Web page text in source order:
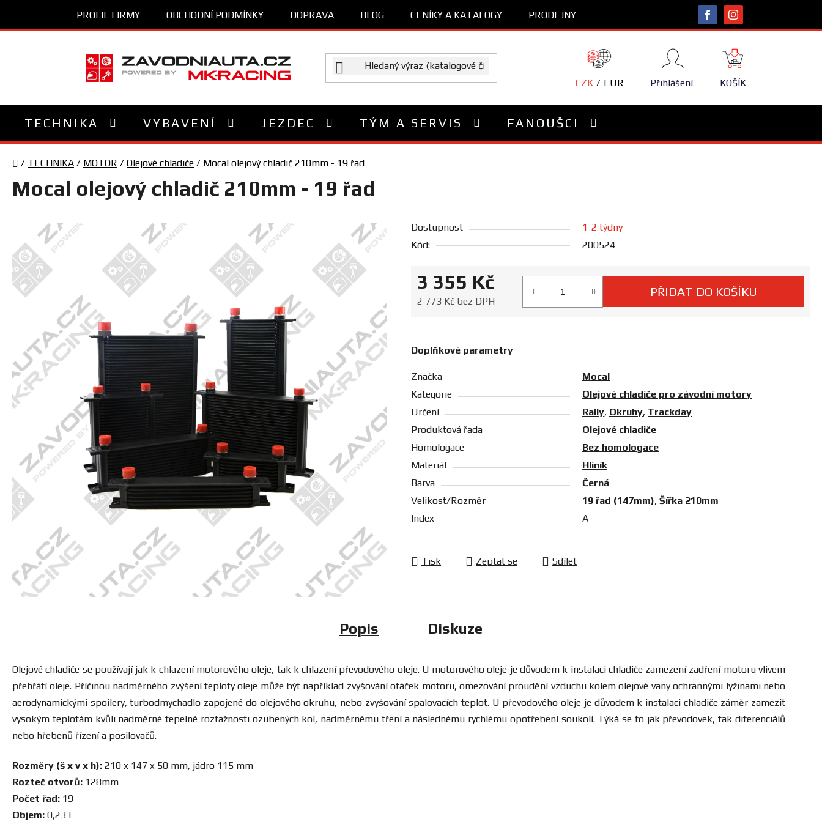
obsah
PROFIL FIRMY OBCHODNÍ PODMÍNKY DOPRAVA BLOG CENÍKY A KATALOGY PRODEJNY
CZK EUR Přihlášení
NÁKUPNÍ
KOŠÍK
KOŠÍK
TECHNIKA VYBAVENÍ JEZDEC TÝM A SERVIS FANOUŠCI
Domů
/ TECHNIKA / MOTOR / Olejové chladiče / Mocal olejový chladič 210mm - 19 řad
Mocal olejový chladič 210mm - 19 řad
Dostupnost
1-2 týdny
Kód:
200524
3 355 Kč
2 773 Kč bez DPH
PŘIDAT DO KOŠÍKU
Doplňkové parametry
Značka
Mocal
Kategorie
Olejové chladiče pro závodní motory
Určení
Rally, Okruhy, Trackday
Produktová řada
Olejové chladiče
Homologace
Bez homologace
Materiál
Hliník
Barva
Černá
Velikost/Rozměr
19 řad (147mm), Šířka 210mm
Index
A
Tisk Zeptat se Sdílet
Popis Diskuze
Olejové chladiče se používají jak k chlazení motorového oleje, tak k chlazení převodového oleje. U motorového oleje je důvodem k instalaci chladiče zamezení zadření motoru vlivem
přehřátí oleje. Příčinou nadměrného zvýšení teploty oleje může být například zvyšování otáček motoru, omezování proudění vzduchu kolem olejové vany ochrannými lyžinami nebo
aerodynamickými spoilery, turbodmychadlo zapojené do olejového okruhu, nebo zvyšování spalovacích teplot. U převodového oleje je důvodem k instalaci chladiče záměr zamezit
vysokým teplotám kvůli nadměrné tepelné roztažnosti ozubených kol, nadměrnému tření a následnému rychlému opotřebení soukolí. Týká se to jak převodovek, tak diferenciálů
nebo hřebenů řízení a posilovačů.
Rozměry (š x v x h): 210 x 147 x 50 mm, jádro 115 mm
Rozteč otvorů: 128mm
Počet řad: 19
Objem: 0,23 l